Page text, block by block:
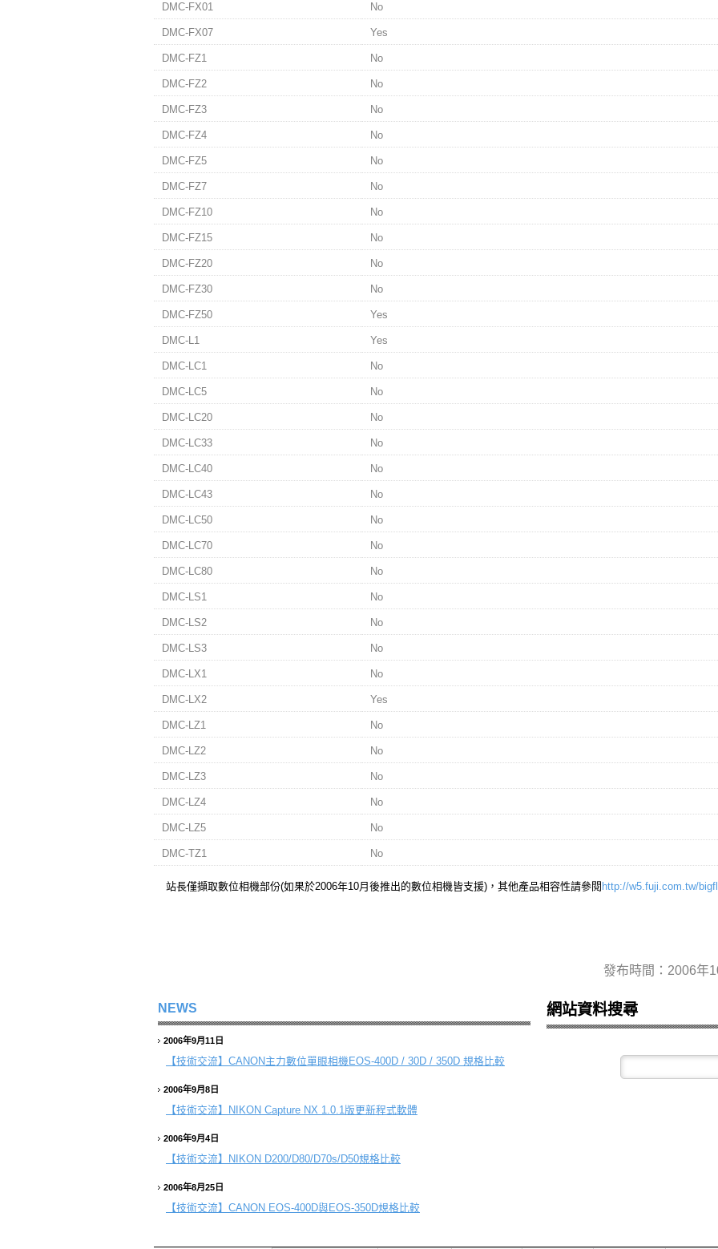
DMC-FX01 No
DMC-FX07 Yes
DMC-FZ1 No
DMC-FZ2 No
DMC-FZ3 No
DMC-FZ4 No
DMC-FZ5 No
DMC-FZ7 No
DMC-FZ10 No
DMC-FZ15 No
DMC-FZ20 No
DMC-FZ30 No
DMC-FZ50 Yes
DMC-L1 Yes
DMC-LC1 No
DMC-LC5 No
DMC-LC20 No
DMC-LC33 No
DMC-LC40 No
DMC-LC43 No
DMC-LC50 No
DMC-LC70 No
DMC-LC80 No
DMC-LS1 No
DMC-LS2 No
DMC-LS3 No
DMC-LX1 No
DMC-LX2 Yes
DMC-LZ1 No
DMC-LZ2 No
DMC-LZ3 No
DMC-LZ4 No
DMC-LZ5 No
DMC-TZ1 No
站長僅擷取數位相機部份(如果於2006年10月後推出的數位相機皆支援)，其他產品相容性請參閱 http://w5.fuji.com.tw/
發布時間：2006年
NEWS
2006年9月11日
【技術交流】 CANON主力數位單眼相機EOS-400D / 30D / 350D 規格比較
2006年9月8日
【技術交流】 NIKON Capture NX 1.0.1版更新程式軟體
2006年9月4日
【技術交流】 NIKON D200/D80/D70s/D50規格比較
2006年8月25日
【技術交流】 CANON EOS-400D與EOS-350D規格比較
網站資料搜尋